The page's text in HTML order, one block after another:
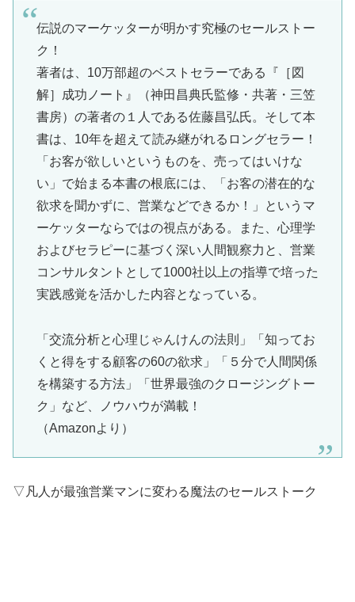
伝説のマーケッターが明かす究極のセールストー
ク！
著者は、10万部超のベストセラーである『［図
解］成功ノート』（神田昌典氏監修・共著・三笠
書房）の著者の１人である佐藤昌弘氏。そして本
書は、10年を超えて読み継がれるロングセラー！
「お客が欲しいというものを、売ってはいけな
い」で始まる本書の根底には、「お客の潜在的な
欲求を聞かずに、営業などできるか！」というマ
ーケッターならではの視点がある。また、心理学
およびセラピーに基づく深い人間観察力と、営業
コンサルタントとして1000社以上の指導で培った
実践感覚を活かした内容となっている。
「交流分析と心理じゃんけんの法則」「知ってお
くと得をする顧客の60の欲求」「５分で人間関係
を構築する方法」「世界最強のクロージングトー
ク」など、ノウハウが満載！
（Amazonより）
▽凡人が最強営業マンに変わる魔法のセールストーク